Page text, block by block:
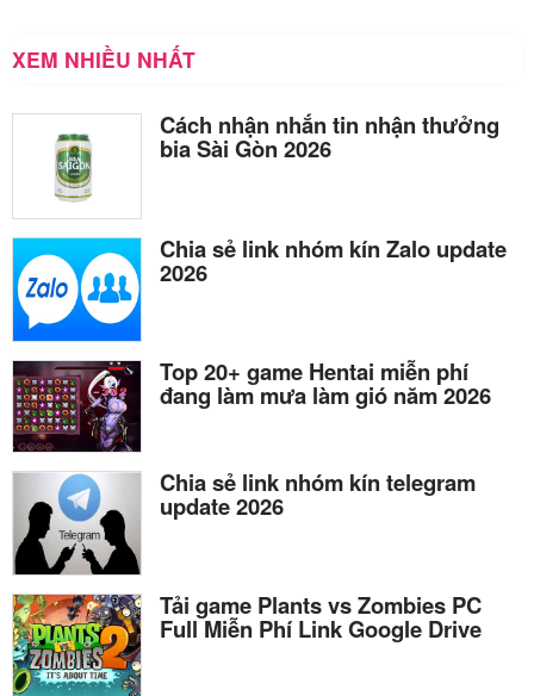
XEM NHIỀU NHẤT
Cách nhận nhắn tin nhận thưởng
bia Sài Gòn 2026
Chia sẻ link nhóm kín Zalo update
2026
Top 20+ game Hentai miễn phí
đang làm mưa làm gió năm 2026
Chia sẻ link nhóm kín telegram
update 2026
Tải game Plants vs Zombies PC
Full Miễn Phí Link Google Drive